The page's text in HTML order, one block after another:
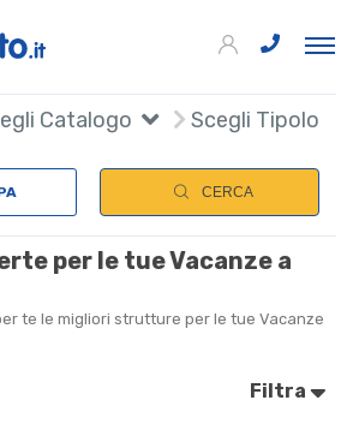
Catalogo Scegli Tipologia
CERCA
per le tue Vacanze a
te le migliori strutture per le tue Vacanze
Filtra